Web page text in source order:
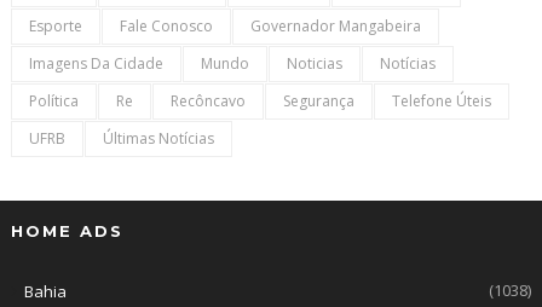
Esporte
Fale Conosco
Governador Mangabeira
Imagens Da Cidade
Mundo Noticias
Notícias
Política
Re Recôncavo Segurança
Telefone Úteis
UFRB
Últimas Notícias
HOME ADS
Bahia
(1038)